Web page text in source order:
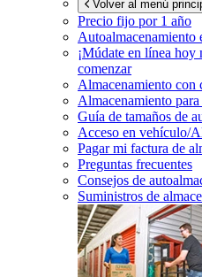
Volver al menú
Precio fijo por 1 año
Autoalmacenamiento
¡Múdate en línea hoy
comenzar
Almacenamiento con
Almacenamiento
Guía de tamaños de
Acceso en vehículo/
Pagar mi factura de
Preguntas frecuentes
Consejos de
Suministros de